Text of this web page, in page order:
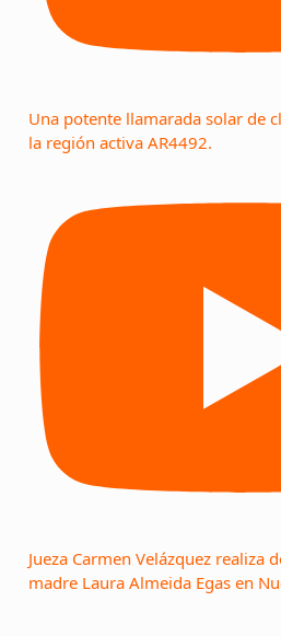
Una potente llamarada solar de
la región activa AR4492.
Jueza Carmen Velázquez realiza
madre Laura Almeida Egas en